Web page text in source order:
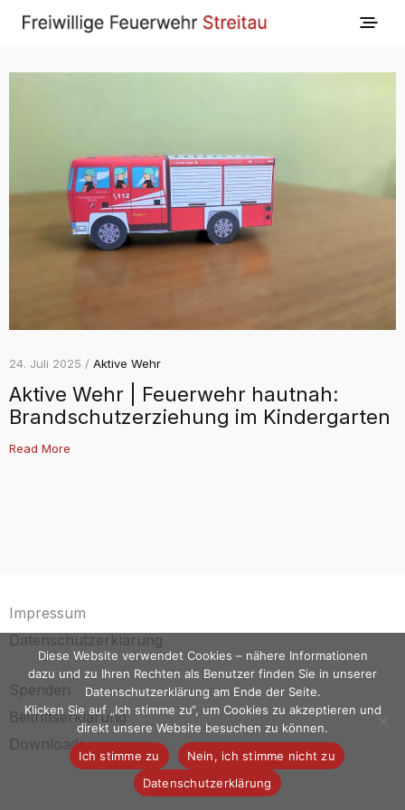
24. Juli 2025 / Aktive Wehr
Aktive Wehr | Feuerwehr hautnah:
Brandschutzerziehung im Kindergarten
Read More
Impressum
Datenschutzerklärung
Spenden
Beitrittserklärung
Downloads
Diese Website verwendet Cookies – nähere Informationen
dazu und zu Ihren Rechten als Benutzer finden Sie in unserer
Datenschutzerklärung am Ende der Seite.
Klicken Sie auf „Ich stimme zu“, um Cookies zu akzeptieren und
direkt unsere Website besuchen zu können.
Ich stimme zu
Nein, ich stimme nicht zu
Datenschutzerklärung